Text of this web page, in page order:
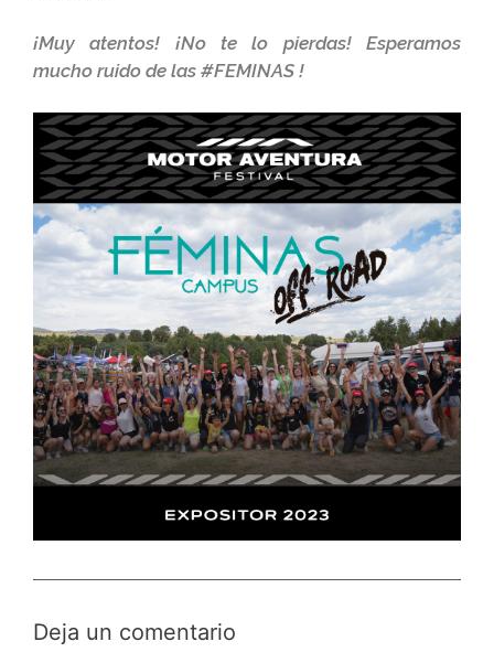
¡Muy atentos! ¡No te lo pierdas! Esperamos
mucho ruido de las #FEMINAS !
Deja un comentario